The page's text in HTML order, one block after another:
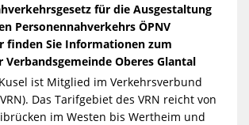
für die Ausgestaltung
Personennahverkehrs ÖPNV
finden Sie Informationen zum
Verbandsgemeinde Oberes Glantal
ist Mitglied im Verkehrsverbund
Das Tarifgebiet des VRN reicht von
im Westen bis Wertheim und